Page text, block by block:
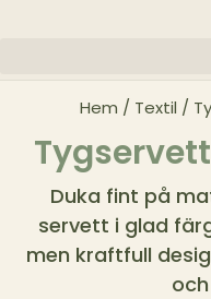
Hem / Textil /
Duka fint på
servett i glad
men kraftfull